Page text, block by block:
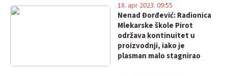
Nenad Đorđević: Radionica
Mlekarske škole Pirot
održava kontinuitet u
proizvodnji, iako je
plasman malo stagnirao
18. apr 2023. 09:55